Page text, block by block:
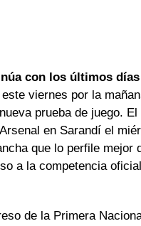
con los últimos
viernes por la
prueba de juego.
en Sarandí el
que lo perfile mejor
a la competencia
de la Primera